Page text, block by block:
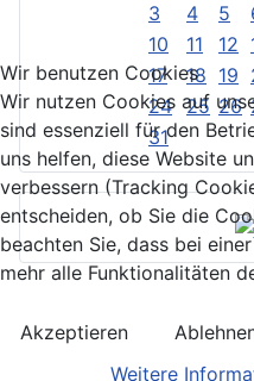
3
4 5
10
11 12
17
18 19
24 25 26
31
Wir benutzen Cookies
Wir nutzen Cookies auf
sind essenziell für den
uns helfen, diese Website
verbessern (Tracking
entscheiden, ob Sie die
beachten Sie, dass bei
mehr alle Funktionalitäten
Akzeptieren
Weitere